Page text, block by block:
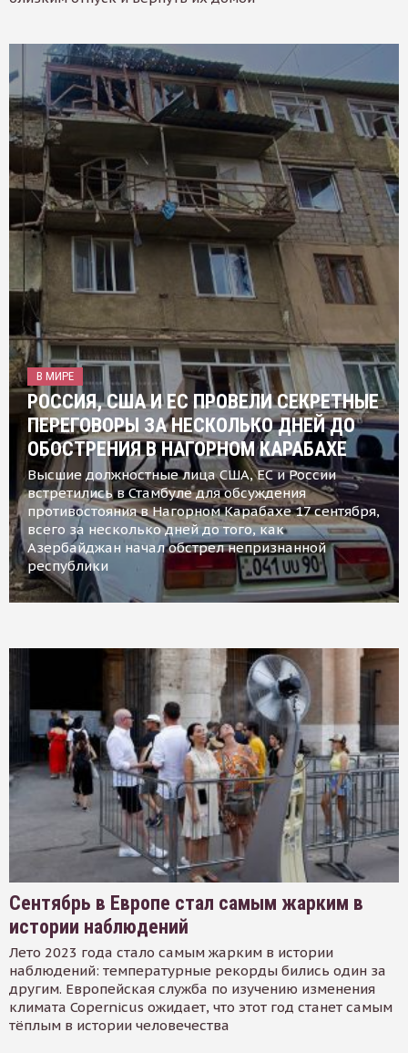
В МИРЕ
РОССИЯ, США И ЕС ПРОВЕЛИ СЕКРЕТНЫЕ
ПЕРЕГОВОРЫ ЗА НЕСКОЛЬКО ДНЕЙ ДО
ОБОСТРЕНИЯ В НАГОРНОМ КАРАБАХЕ
Высшие должностные лица США, ЕС и России
встретились в Стамбуле для обсуждения
противостояния в Нагорном Карабахе 17 сентября,
всего за несколько дней до того, как
Азербайджан начал обстрел непризнанной
республики
Сентябрь в Европе стал самым жарким в
истории наблюдений
Лето 2023 года стало самым жарким в истории
наблюдений: температурные рекорды бились один за
другим. Европейская служба по изучению изменения
климата Copernicus ожидает, что этот год станет самым
тёплым в истории человечества